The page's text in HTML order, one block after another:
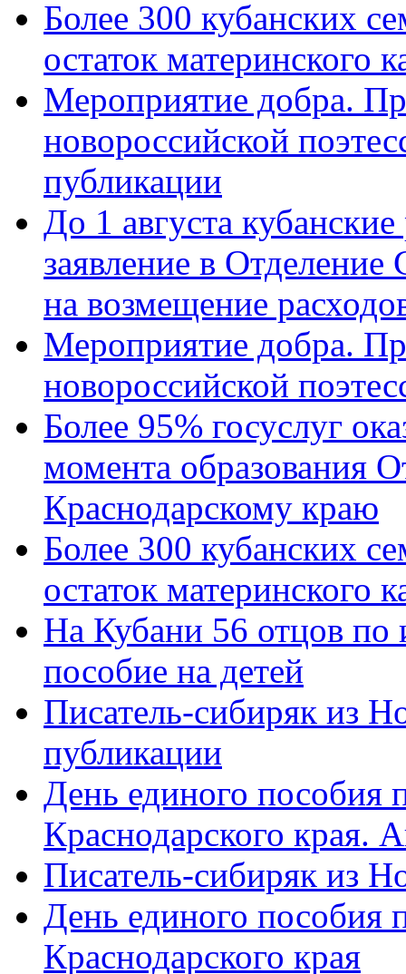
Более 300 кубанских
остаток материнского
Мероприятие добра.
новороссийской
публикации
До 1 августа
заявление в
на возмещение
Мероприятие добра.
новороссийской
Более 95% госуслуг
момента образования
Краснодарскому краю
Более 300 кубанских
остаток материнского
На Кубани 56 отцов по
пособие на детей
Писатель-сибиряк из
публикации
День единого пособия
Краснодарского края.
Писатель-сибиряк из
День единого пособия
Краснодарского края